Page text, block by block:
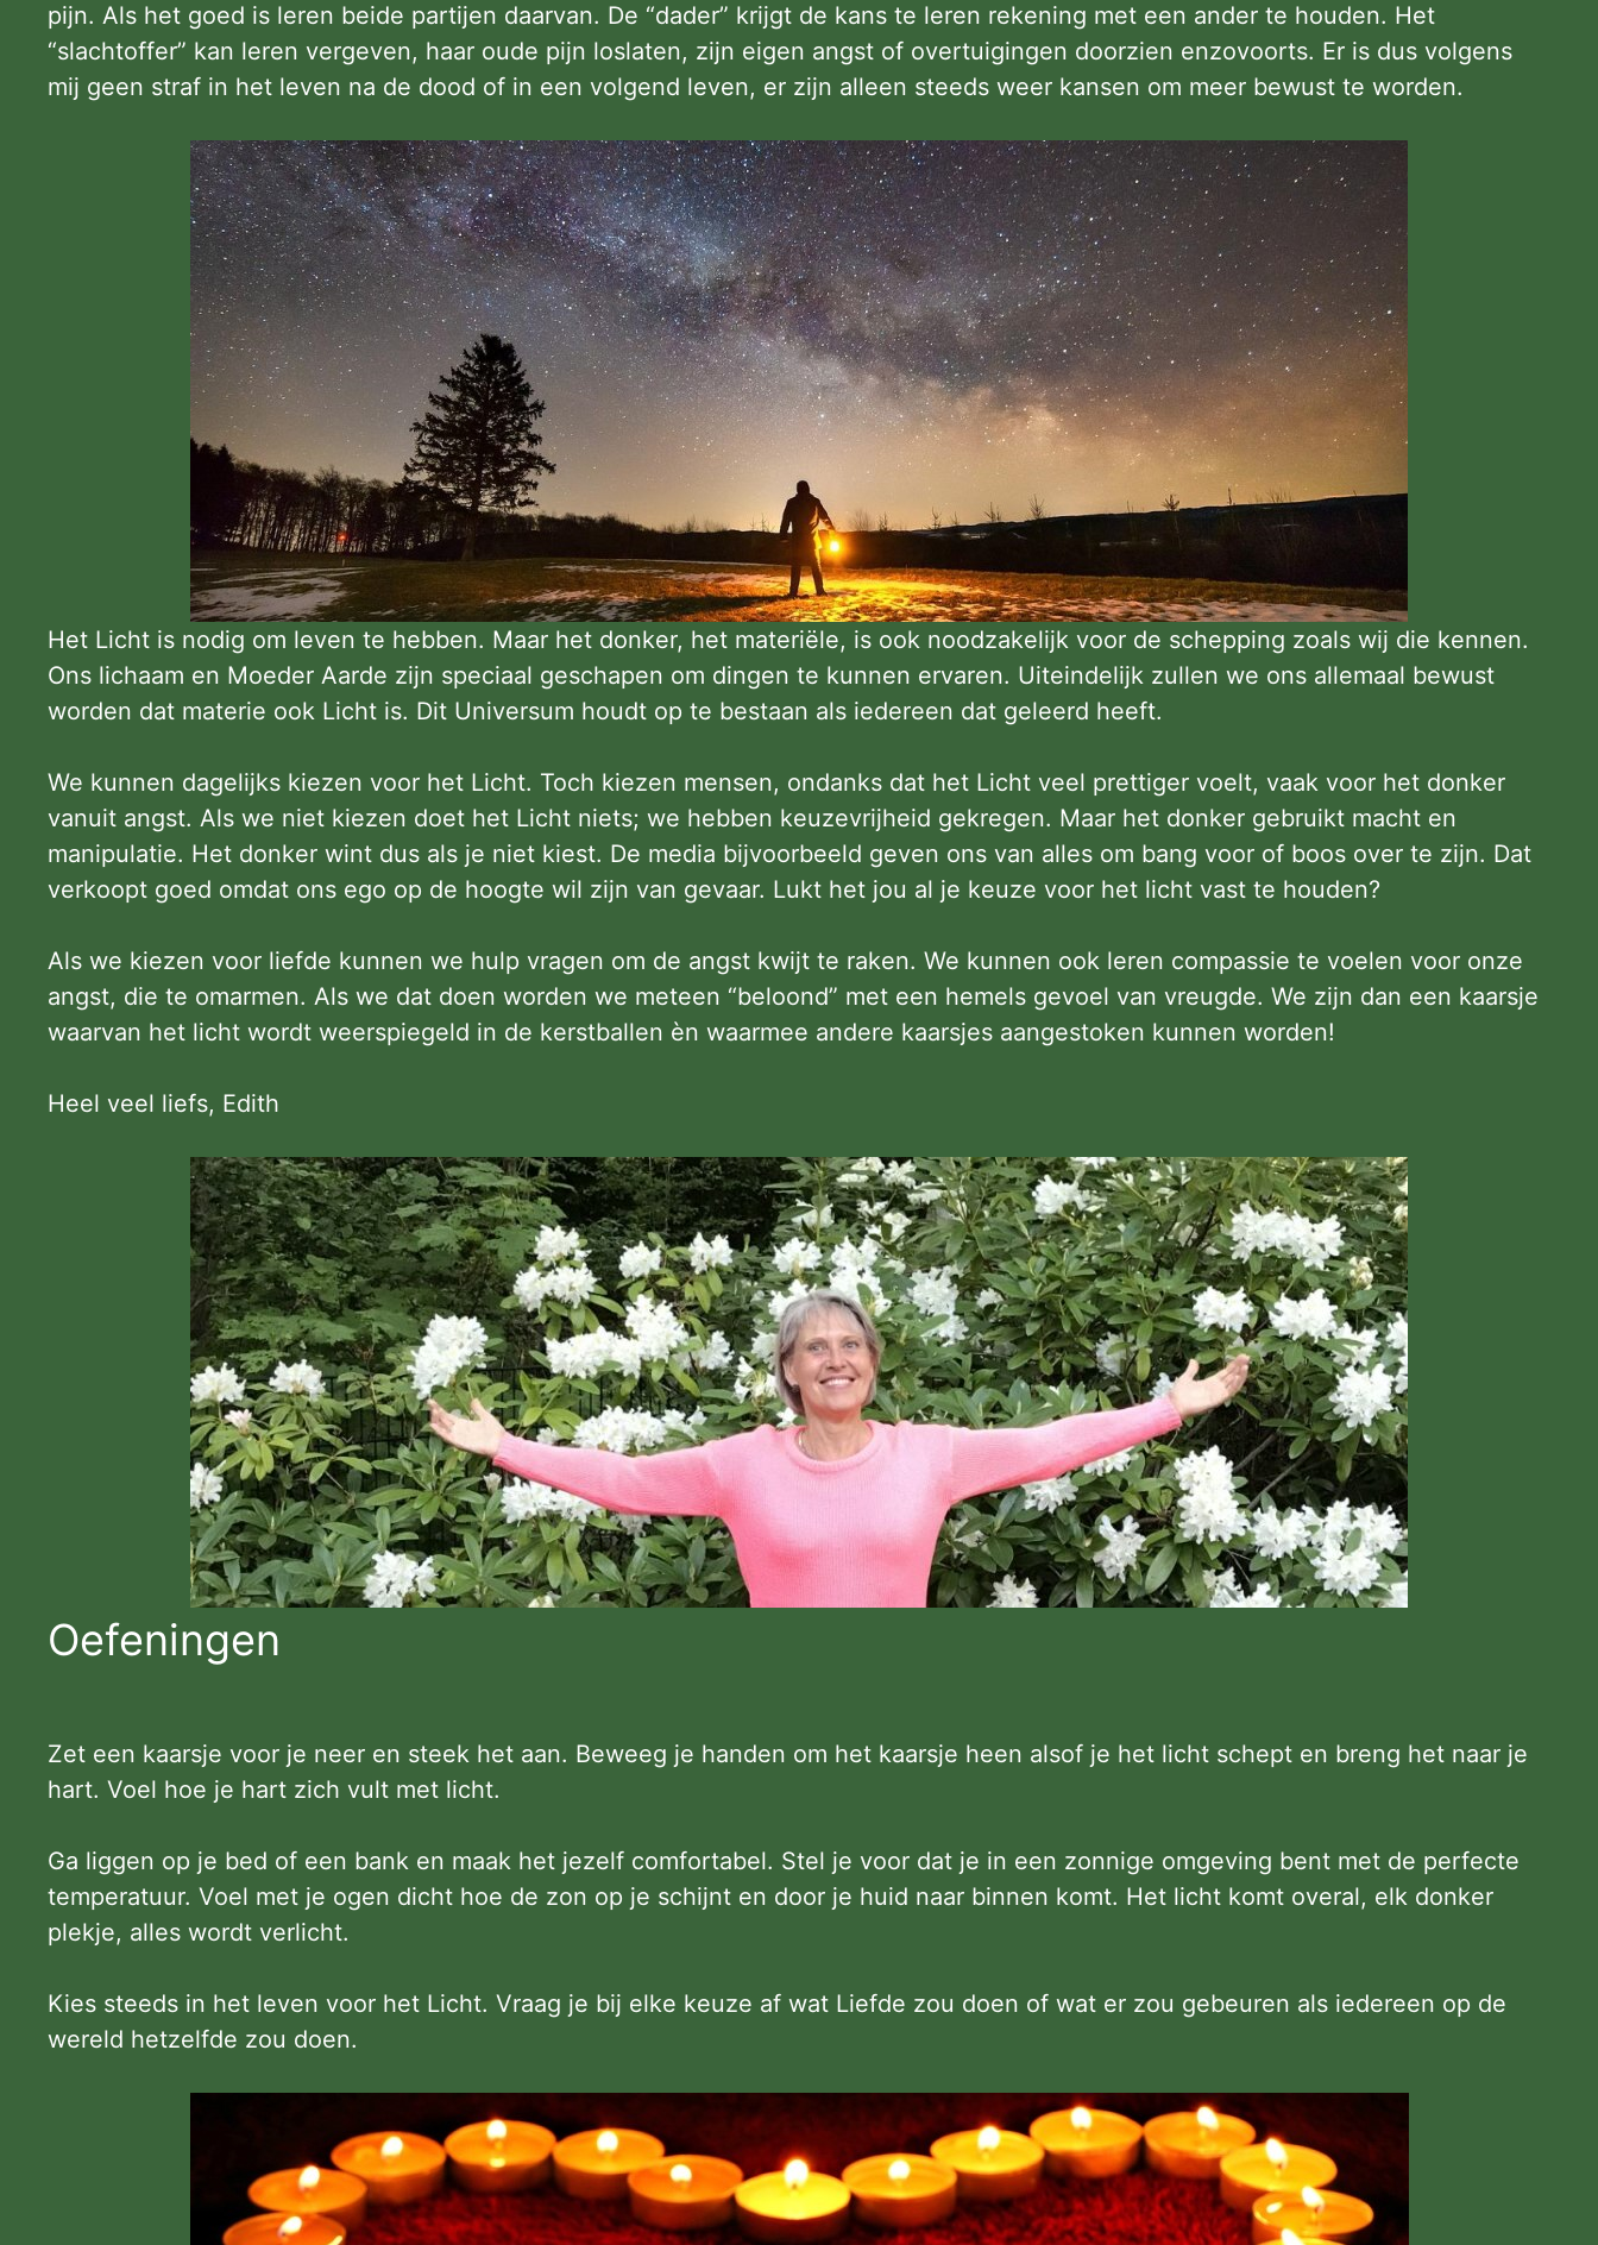
pijn. Als het goed is leren beide partijen daarvan. De “dader” krijgt de kans te leren rekening met een ander te houden. Het
“slachtoffer” kan leren vergeven, haar oude pijn loslaten, zijn eigen angst of overtuigingen doorzien enzovoorts. Er is dus volgens
mij geen straf in het leven na de dood of in een volgend leven, er zijn alleen steeds weer kansen om meer bewust te worden.
Het Licht is nodig om leven te hebben. Maar het donker, het materiële, is ook noodzakelijk voor de schepping zoals wij die kennen.
Ons lichaam en Moeder Aarde zijn speciaal geschapen om dingen te kunnen ervaren. Uiteindelijk zullen we ons allemaal bewust
worden dat materie ook Licht is. Dit Universum houdt op te bestaan als iedereen dat geleerd heeft.
We kunnen dagelijks kiezen voor het Licht. Toch kiezen mensen, ondanks dat het Licht veel prettiger voelt, vaak voor het donker
vanuit angst. Als we niet kiezen doet het Licht niets; we hebben keuzevrijheid gekregen. Maar het donker gebruikt macht en
manipulatie. Het donker wint dus als je niet kiest. De media bijvoorbeeld geven ons van alles om bang voor of boos over te zijn. Dat
verkoopt goed omdat ons ego op de hoogte wil zijn van gevaar. Lukt het jou al je keuze voor het licht vast te houden?
Als we kiezen voor liefde kunnen we hulp vragen om de angst kwijt te raken. We kunnen ook leren compassie te voelen voor onze
angst, die te omarmen. Als we dat doen worden we meteen “beloond” met een hemels gevoel van vreugde. We zijn dan een kaarsje
waarvan het licht wordt weerspiegeld in de kerstballen èn waarmee andere kaarsjes aangestoken kunnen worden!
Heel veel liefs, Edith
Oefeningen
Zet een kaarsje voor je neer en steek het aan. Beweeg je handen om het kaarsje heen alsof je het licht schept en breng het naar je
hart. Voel hoe je hart zich vult met licht.
Ga liggen op je bed of een bank en maak het jezelf comfortabel. Stel je voor dat je in een zonnige omgeving bent met de perfecte
temperatuur. Voel met je ogen dicht hoe de zon op je schijnt en door je huid naar binnen komt. Het licht komt overal, elk donker
plekje, alles wordt verlicht.
Kies steeds in het leven voor het Licht. Vraag je bij elke keuze af wat Liefde zou doen of wat er zou gebeuren als iedereen op de
wereld hetzelfde zou doen.